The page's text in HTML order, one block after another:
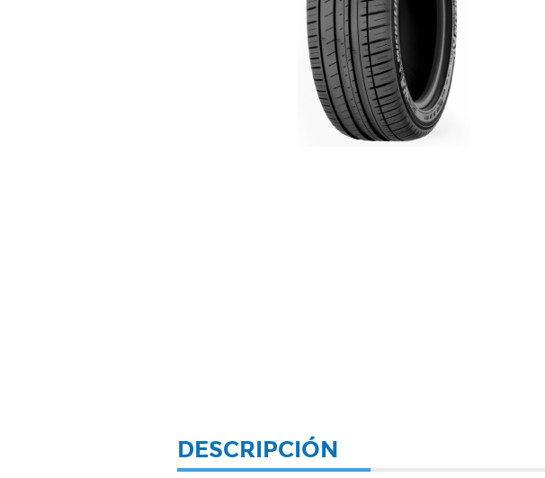
DESCRIPCIÓN